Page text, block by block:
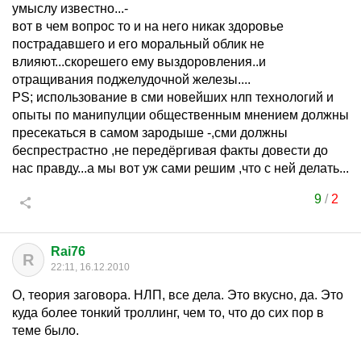
умыслу известно...-
вот в чем вопрос то и на него никак здоровье
пострадавшего и его моральный облик не
влияют...скорешего ему выздоровления..и
отращивания поджелудочной железы....
PS; использование в сми новейших нлп технологий и
опыты по манипулции общественным мнением должны
пресекаться в самом зародыше -,сми должны
беспрестрастно ,не передёргивая факты довести до
нас правду...а мы вот уж сами решим ,что с ней делать...
9/ 2
R Rai76
22:11, 16.12.2010
О, теория заговора. НЛП, все дела. Это вкусно, да. Это
куда более тонкий троллинг, чем то, что до сих пор в
теме было.